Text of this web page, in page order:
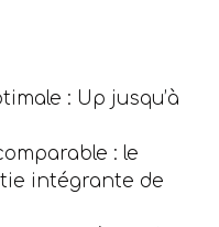
: Up jusqu’à
: le
intégrante de